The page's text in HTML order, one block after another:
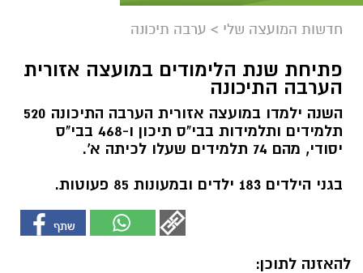
חדשות המועצה שלי > ערבה תיכונה
פתיחת שנת הלימודים במועצה אזורית
הערבה התיכונה
השנה ילמדו במועצה אזורית הערבה התיכונה 520
תלמידים ותלמידות בבי"ס תיכון ו-468 בבי"ס
יסודי, מהם 74 תלמידים שעלו לכיתה א'.
בגני הילדים 183 ילדים ובמעונות 85 פעוטות.
להאזנה לתוכן: